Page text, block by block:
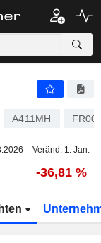
A411MH
Veränd. 1. Jan.
-36,81 %